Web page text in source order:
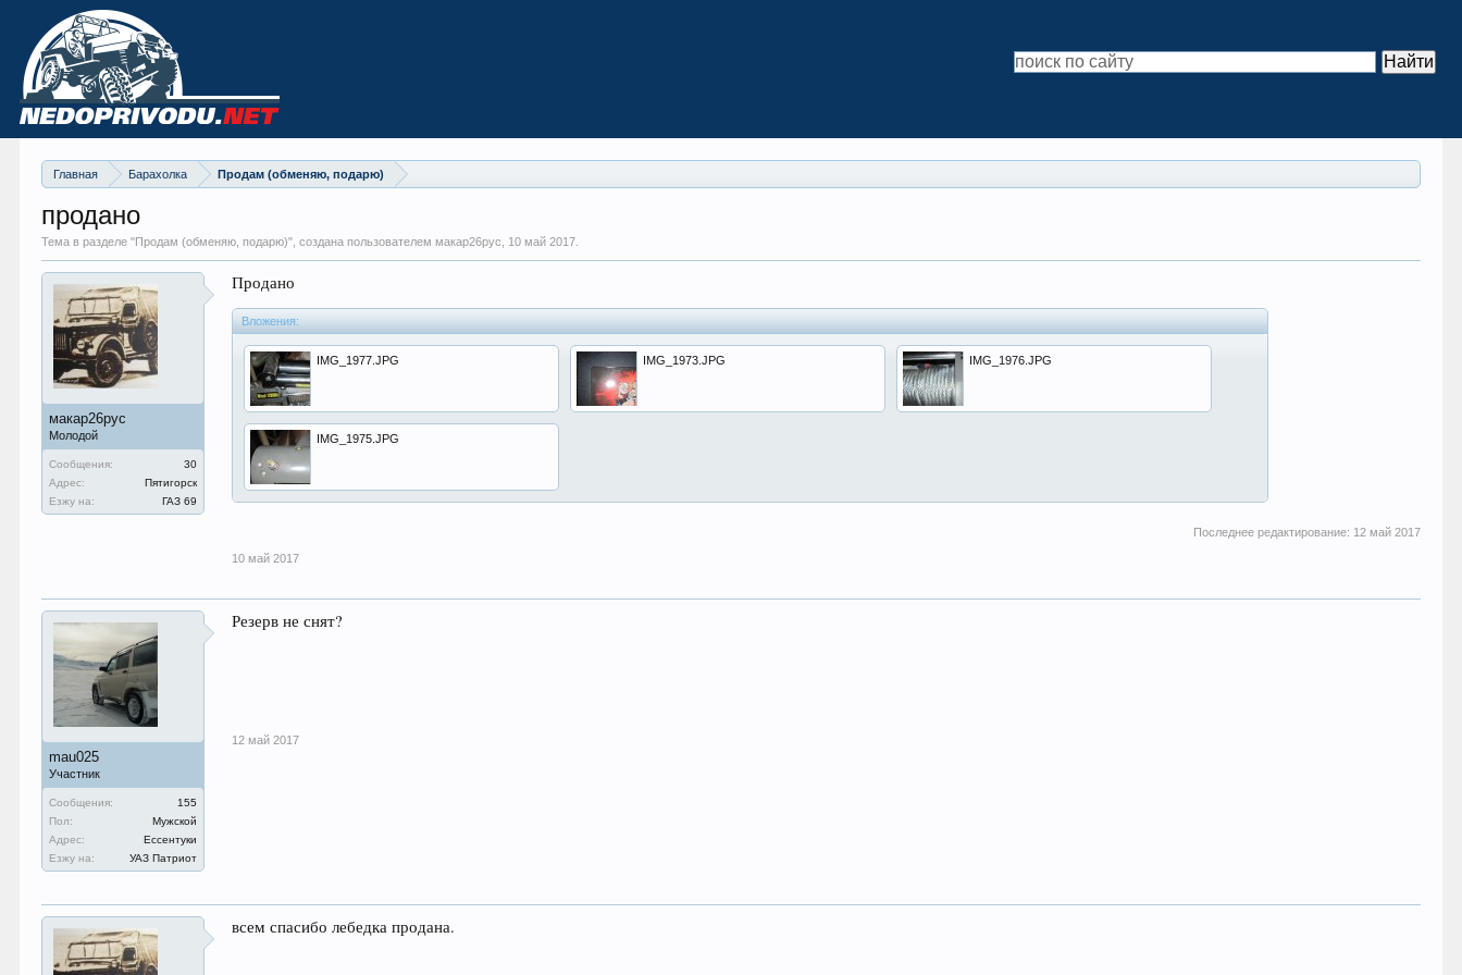
Главная Барахолка Продам (обменяю, подарю)
продано
Тема в разделе "Продам (обменяю, подарю)", создана пользователем макар26рус, 10 май 2017
макар26рус
Молодой
Сообщения:
30
Адрес:
Пятигорск
Езжу на:
ГАЗ 69
Продано
Вложения:
IMG_1977.JPG IMG_1973.JPG IMG_1976.JPG
IMG_1975.JPG
Последнее редактирование: 12 май 2017
10 май 2017
mau025
Участник
Сообщения:
155
Пол:
Мужской
Адрес:
Ессентуки
Езжу на:
УАЗ Патриот
Резерв не снят?
12 май 2017
всем спасибо лебедка продана.